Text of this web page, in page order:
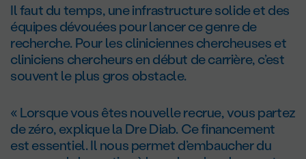
Il faut du temps, une infrastructure solide et des
équipes dévouées pour lancer ce genre de
recherche. Pour les cliniciennes chercheuses et
cliniciens chercheurs en début de carrière, c’est
souvent le plus gros obstacle.
« Lorsque vous êtes nouvelle recrue, vous partez
de zéro, explique la Dre Diab. Ce financement
est essentiel. Il nous permet d’embaucher du